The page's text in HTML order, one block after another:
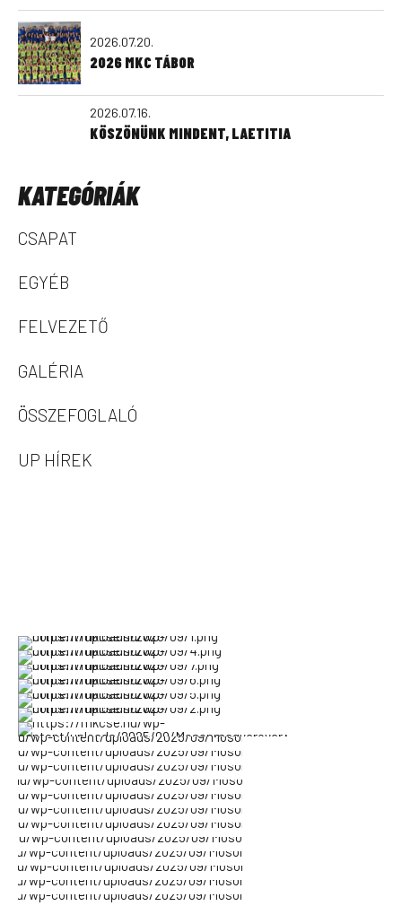
2026.07.20.
2026 MKC TÁBOR
2026.07.16.
KÖSZÖNÜNK MINDENT, LAETITIA
KATEGÓRIÁK
CSAPAT
EGYÉB
FELVEZETŐ
GALÉRIA
ÖSSZEFOGLALÓ
UP HÍREK